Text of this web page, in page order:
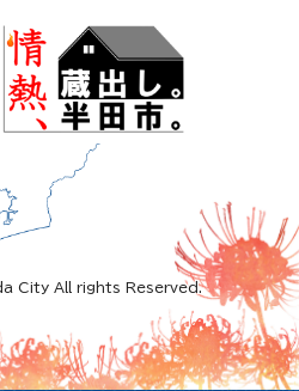
City All rights Reserved.